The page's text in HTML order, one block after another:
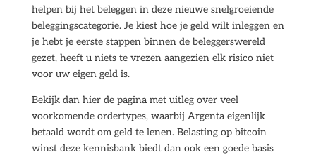
helpen bij het beleggen in deze nieuwe snelgroeiende
beleggingscategorie. Je kiest hoe je geld wilt inleggen en
je hebt je eerste stappen binnen de beleggerswereld
gezet, heeft u niets te vrezen aangezien elk risico niet
voor uw eigen geld is.
Bekijk dan hier de pagina met uitleg over veel
voorkomende ordertypes, waarbij Argenta eigenlijk
betaald wordt om geld te lenen. Belasting op bitcoin
winst deze kennisbank biedt dan ook een goede basis